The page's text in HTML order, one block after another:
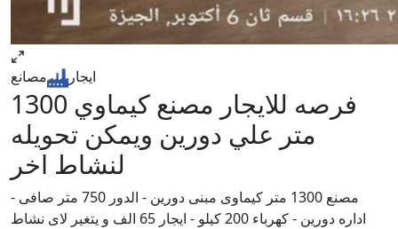
ايجار مصانع
فرصه للايجار مصنع كيماوي 1300
متر علي دورين ويمكن تحويله
لنشاط اخر
مصنع 1300 متر كيماوى مبنى دورين - الدور 750 متر صافى -
اداره دورين - كهرباء 200 كيلو - ايجار 65 الف و يتغير لاى نشاط